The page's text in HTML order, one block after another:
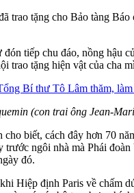
trao tặng cho Bảo tàng
đón tiếp chu đáo, nồng
trao tặng hiện vật của cha
(con trai ông Jean-
cho biết, cách đây hơn 70
ngôi nhà mà Phái
đó.
Hiệp định Paris về